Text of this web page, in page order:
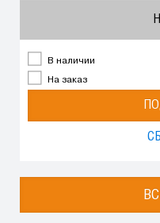
В наличии
На заказ